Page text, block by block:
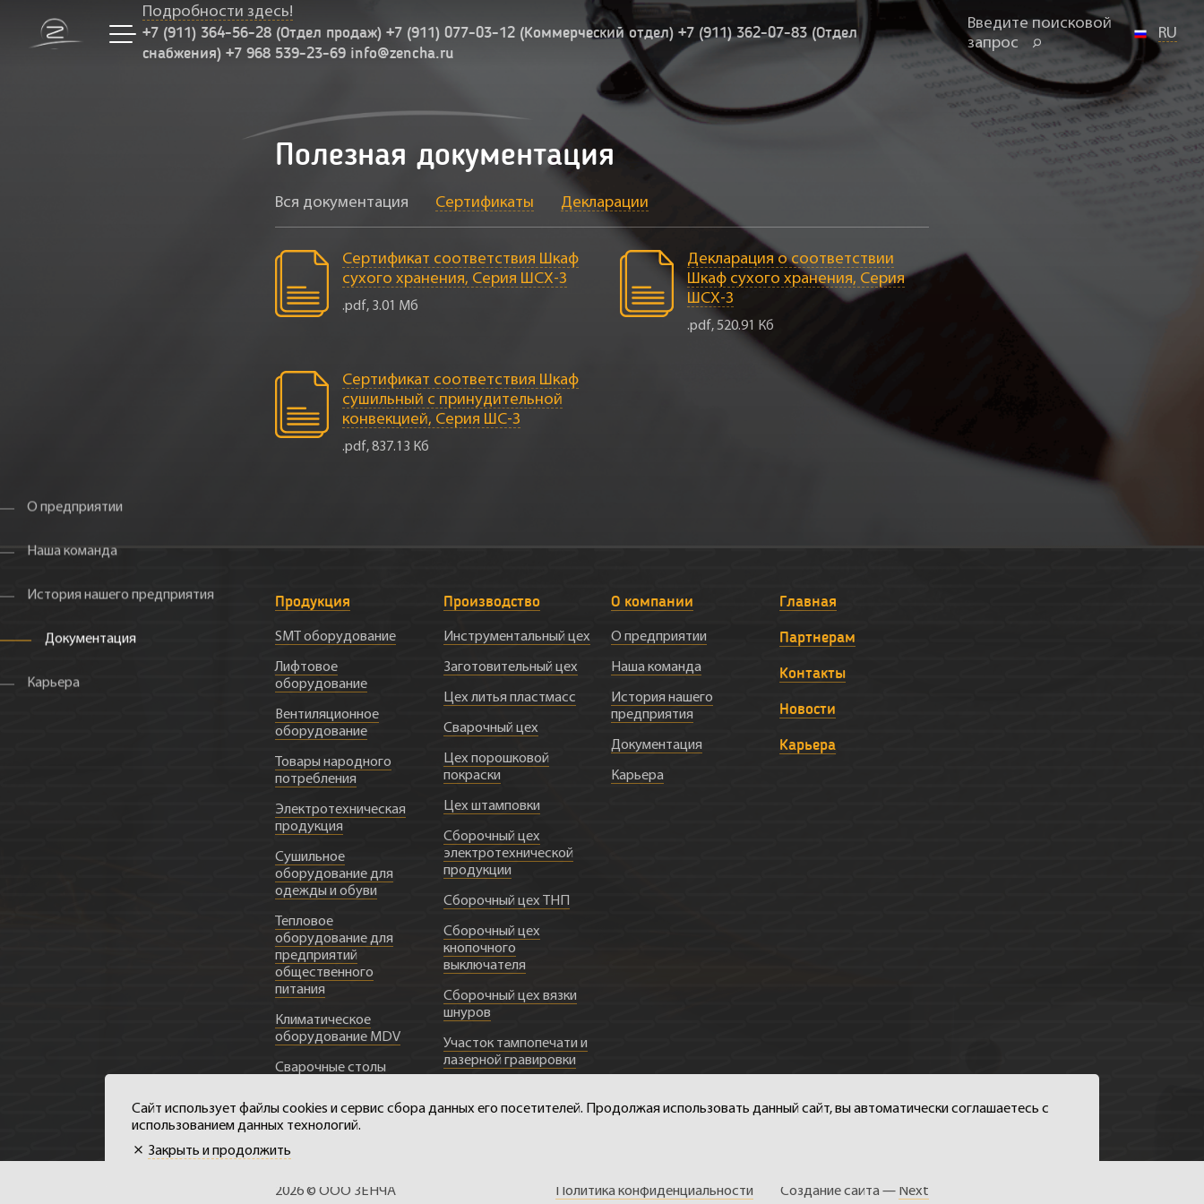
Подробности здесь!
+7 (911) 364-56-28 (Отдел продаж) +7 (911) 077-03-12 (Коммерческий отдел) +7 (911) 362-07-83 (Отдел
снабжения) +7 968 539-23-69 info@zencha.ru
Введите поисковой
запрос
RU
Полезная документация
Вся документация Сертификаты Декларации
Сертификат соответствия Шкаф
сухого хранения, Серия ШСХ-З
.pdf, 3.01 Мб
Декларация о соответствии
Шкаф сухого хранения, Серия
ШСХ-З
.pdf, 520.91 Кб
Сертификат соответствия Шкаф
сушильный с принудительной
конвекцией, Серия ШС-З
.pdf, 837.13 Кб
О предприятии
Наша команда
История нашего предприятия
Документация
Карьера
Продукция
SMT оборудование
Лифтовое
оборудование
Вентиляционное
оборудование
Товары народного
потребления
Электротехническая
продукция
Сушильное
оборудование для
одежды и обуви
Тепловое
оборудование для
предприятий
общественного
питания
Климатическое
оборудование MDV
Сварочные столы
Металлоконструкции
Производство
Инструментальный цех
Заготовительный цех
Цех литья пластмасс
Сварочный цех
Цех порошковой
покраски
Цех штамповки
Сборочный цех
электротехнической
продукции
Сборочный цех ТНП
Сборочный цех
кнопочного
выключателя
Сборочный цех вязки
шнуров
Участок тампопечати и
лазерной гравировки
О компании
О предприятии
Наша команда
История нашего
предприятия
Документация
Карьера
Главная
Партнерам
Контакты
Новости
Карьера
2026 © ООО ЗЕНЧА Политика конфиденциальности Создание сайта — Next
Сайт использует файлы cookies и сервис сбора данных его посетителей. Продолжая использовать данный сайт, вы автоматически соглашаетесь с
использованием данных технологий.
Закрыть и продолжить